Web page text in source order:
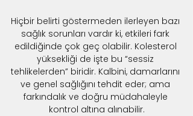
Hiçbir belirti göstermeden ilerleyen bazı
sağlık sorunları vardır ki, etkileri fark
edildiğinde çok geç olabilir. Kolesterol
yüksekliği de işte bu “sessiz
tehlikelerden” biridir. Kalbini, damarlarını
ve genel sağlığını tehdit eder; ama
farkındalık ve doğru müdahaleyle
kontrol altına alınabilir.